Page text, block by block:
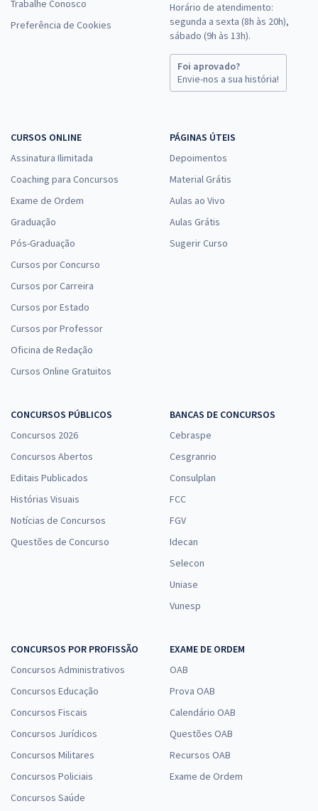
Trabalhe Conosco
Preferência de Cookies
Horário de atendimento:
segunda a sexta (8h às 20h),
sábado (9h às 13h).
Foi aprovado?
Envie-nos a sua história!
CURSOS ONLINE
Assinatura Ilimitada
Coaching para Concursos
Exame de Ordem
Graduação
Pós-Graduação
Cursos por Concurso
Cursos por Carreira
Cursos por Estado
Cursos por Professor
Oficina de Redação
Cursos Online Gratuitos
PÁGINAS ÚTEIS
Depoimentos
Material Grátis
Aulas ao Vivo
Aulas Grátis
Sugerir Curso
CONCURSOS PÚBLICOS
Concursos 2026
Concursos Abertos
Editais Publicados
Histórias Visuais
Notícias de Concursos
Questões de Concurso
BANCAS DE CONCURSOS
Cebraspe
Cesgranrio
Consulplan
FCC
FGV
Idecan
Selecon
Uniase
Vunesp
CONCURSOS POR PROFISSÃO
Concursos Administrativos
Concursos Educação
Concursos Fiscais
Concursos Jurídicos
Concursos Militares
Concursos Policiais
Concursos Saúde
EXAME DE ORDEM
OAB
Prova OAB
Calendário OAB
Questões OAB
Recursos OAB
Exame de Ordem